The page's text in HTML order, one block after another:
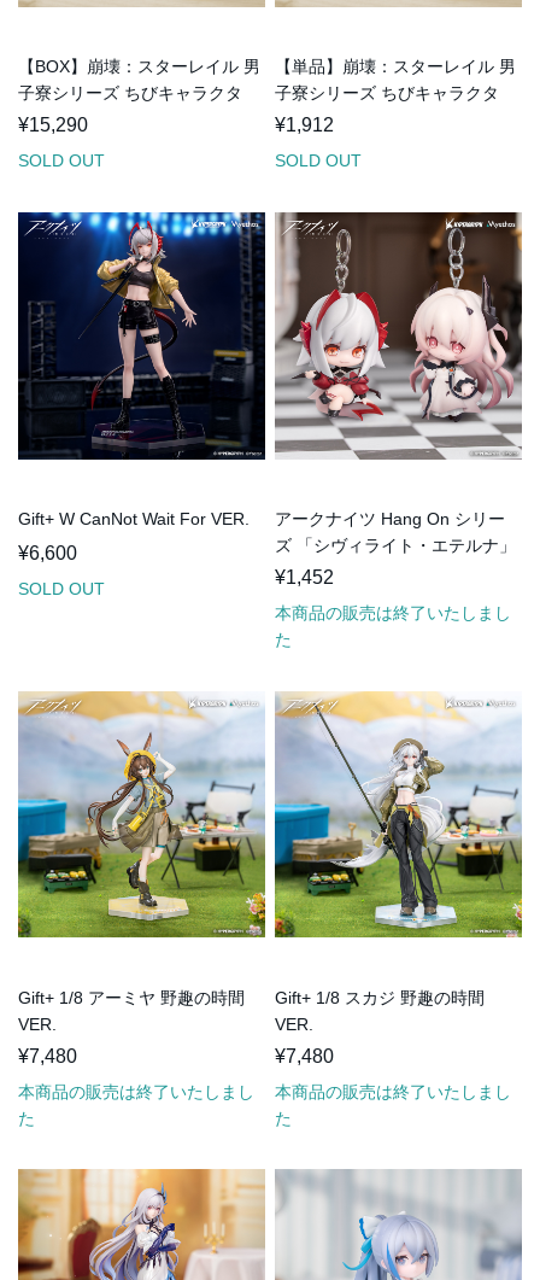
【BOX】崩壊：スターレイル 男
子寮シリーズ ちびキャラクタ
ー ブラインドボック...
¥15,290
SOLD OUT
【単品】崩壊：スターレイル 男
子寮シリーズ ちびキャラクタ
ー ブラインドボックス...
¥1,912
SOLD OUT
Gift+ W CanNot Wait For VER.
¥6,600
SOLD OUT
アークナイツ Hang On シリー
ズ 「シヴィライト・エテルナ」
&「ウィシャデ...
¥1,452
本商品の販売は終了いたしまし
た
Gift+ 1/8 アーミヤ 野趣の時間
VER.
¥7,480
本商品の販売は終了いたしまし
た
Gift+ 1/8 スカジ 野趣の時間
VER.
¥7,480
本商品の販売は終了いたしまし
た